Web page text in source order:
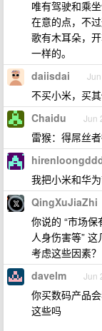
唯有驾驶和乘
在意的点，不
歌有木耳朵，
一样的。
daiisdai
不买小米，买
Chaidu Jun
雷猴：得屌丝
我把小米和华
QingXuJiaZhi
你说的 “市场
人身伤害等”
考虑这些因素？
davelm Jun
你买数码产品
这些吗